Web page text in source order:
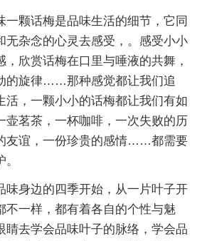
一颗话梅是品味生活的细节，它同
无杂念的心灵去感受，。感受小小
，欣赏话梅在口里与唾液的共舞，
的旋律……那种感觉都让我们追
活，一颗小小的话梅都让我们有如
壶茗茶，一杯咖啡，一次失败的历
友谊，一份珍贵的感情……都需要
味身边的四季开始，从一片叶子开
不一样，都有着各自的个性与魅
睛去学会品味叶子的脉络，学会品